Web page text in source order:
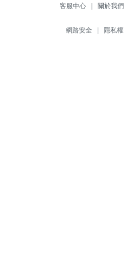
客服中心 | 關於我們
網路安全 | 隱私權